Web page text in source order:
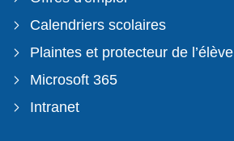
Calendriers scolaires
Plaintes et protecteur de l’élève
Microsoft 365
Intranet